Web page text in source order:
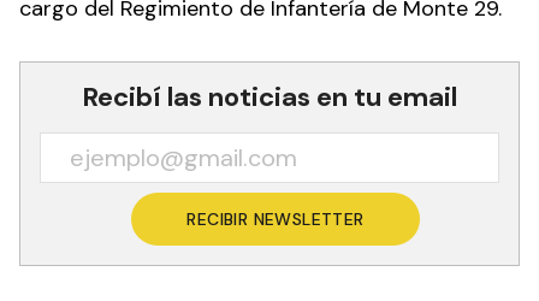
cargo del Regimiento de Infantería de Monte 29.
Recibí las noticias en tu email
RECIBIR NEWSLETTER